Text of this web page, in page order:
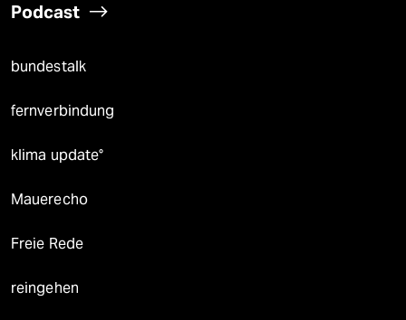
Podcast
bundestalk
fernverbindung
klima update°
Mauerecho
Freie Rede
reingehen